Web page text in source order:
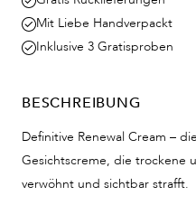
Mit Liebe Handverpackt
Inklusive 3 Gratisproben
BESCHREIBUNG
Definitive Renewal Cream –
Gesichtscreme, die trockene
verwöhnt und sichtbar strafft.